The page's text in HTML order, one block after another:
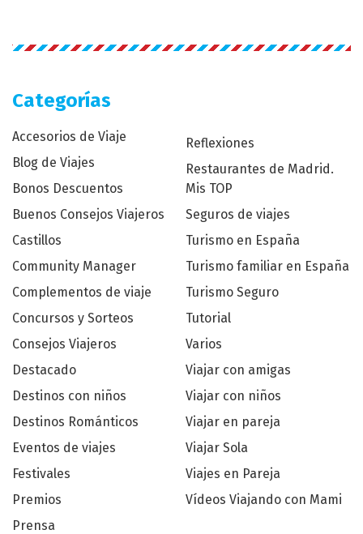
Categorías
Accesorios de Viaje
Blog de Viajes
Bonos Descuentos
Buenos Consejos Viajeros
Castillos
Community Manager
Complementos de viaje
Concursos y Sorteos
Consejos Viajeros
Destacado
Destinos con niños
Destinos Románticos
Eventos de viajes
Festivales
Premios
Prensa
Reflexiones
Restaurantes de Madrid.
Mis TOP
Seguros de viajes
Turismo en España
Turismo familiar en España
Turismo Seguro
Tutorial
Varios
Viajar con amigas
Viajar con niños
Viajar en pareja
Viajar Sola
Viajes en Pareja
Vídeos Viajando con Mami